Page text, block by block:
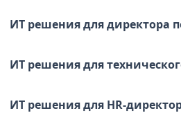
ИТ решения для директора
ИТ решения для
ИТ решения для HR-